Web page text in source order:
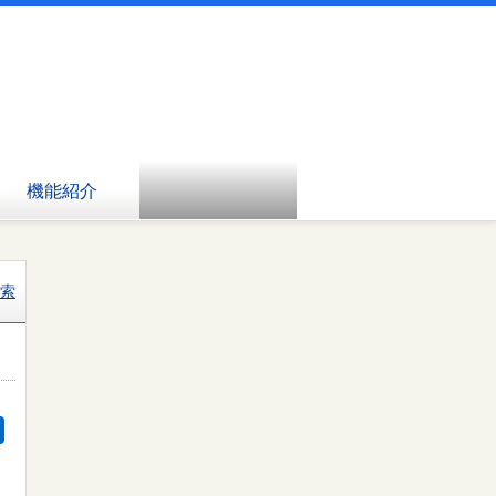
機能紹介